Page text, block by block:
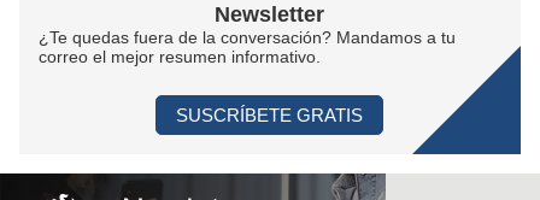
Newsletter
¿Te quedas fuera de la conversación? Mandamos a tu
correo el mejor resumen informativo.
SUSCRÍBETE GRATIS